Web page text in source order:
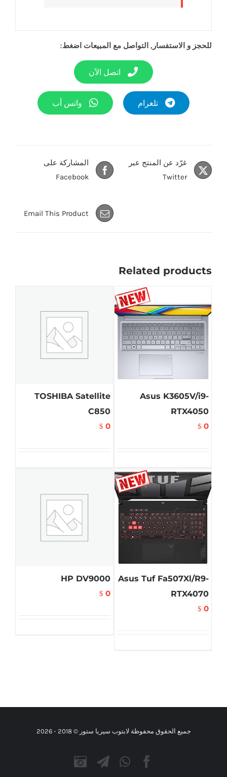
للحجز و الاستفسار, التواصل مع المبيعات اضغط:
اتصل الآن
تلغرام واتس أب
المشاركة على
Facebook
غرّد عن المنتج عبر
Twitter
Email This Product
Related products
Asus K3605V/i9-
RTX4050
$ 0
TOSHIBA Satellite
C850
$ 0
Asus Tuf Fa507Xl/R9-
RTX4070
$ 0
HP DV9000
$ 0
جميع الحقوق محفوظة لابتوب سيريا ستور © 2018 - 2026
Facebook
WhatsApp
Telegram